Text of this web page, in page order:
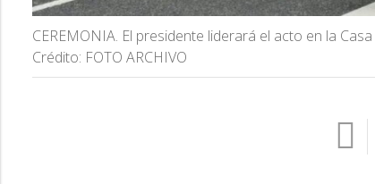
CEREMONIA. El presidente liderará el acto en la
Crédito: FOTO ARCHIVO